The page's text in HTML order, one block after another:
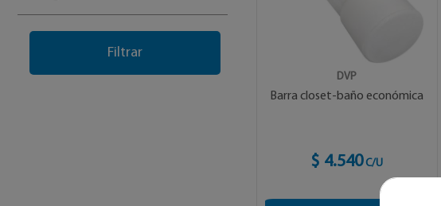
DVP
Barra closet-baño económica
$ 4.540 C/U